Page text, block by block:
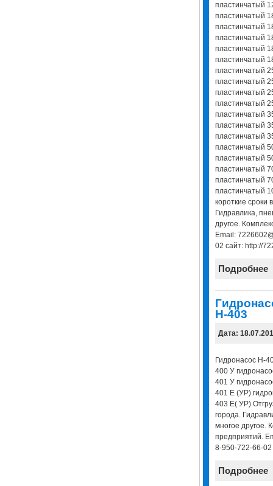
пластинчатый
пластинчатый
пластинчатый
пластинчатый
пластинчатый
пластинчатый
пластинчатый
пластинчатый
пластинчатый
пластинчатый
пластинчатый
пластинчатый
пластинчатый
пластинчатый
пластинчатый
пластинчатый
пластинчатый
пластинчатый
короткие сроки
Гидравлика,
другое.
Email:
02 сайт: http://
Подробнее
Н-403
Дата:
Гидронасос Н-
400 У
401 У
401 Е (УР)
403 Е( УР)
города.
многое другое.
предприятий.
8-950-722-66-02
Подробнее